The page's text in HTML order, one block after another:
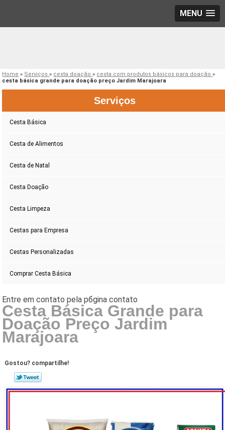
MENU
Home » Serviços» cesta doação» cesta com produtos básicos para doação»
cesta básica grande para doação preço Jardim Marajoara
Serviços
Cesta Básica
Cesta de Alimentos
Cesta de Natal
Cesta Doação
Cesta Limpeza
Cestas para Empresa
Cestas Personalizadas
Comprar Cesta Básica
Cesta Básica Grande para
Doação Preço Jardim
Marajoara
Gostou? compartilhe!